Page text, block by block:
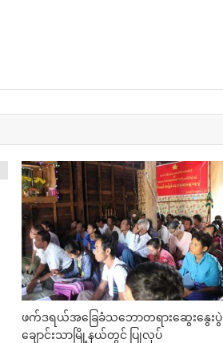
ဖက်ဒရယ်အခြေခံသဘောတရားဆွေးနွေးပွဲ
ချောင်းသာမြို့နယ်တွင် ပြုလုပ်